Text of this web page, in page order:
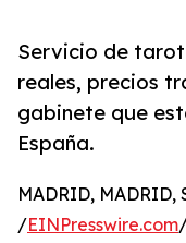
Servicio de
reales, precios
gabinete que
España.
MADRID, MADRID,
/EINPresswire.com